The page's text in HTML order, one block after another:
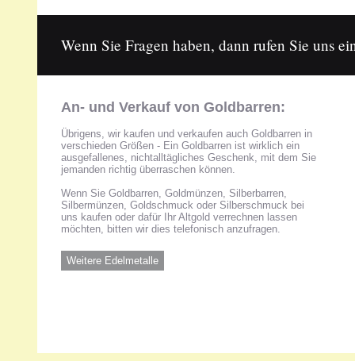
Wenn Sie Fragen haben, dann rufen Sie uns
An- und Verkauf von Goldbarren:
Übrigens, wir kaufen und verkaufen auch Goldbarren in
verschieden Größen - Ein Goldbarren ist wirklich ein
ausgefallenes, nichtalltägliches Geschenk, mit dem Sie
jemanden richtig überraschen können.
Wenn Sie Goldbarren, Goldmünzen, Silberbarren,
Silbermünzen, Goldschmuck oder Silberschmuck bei
uns kaufen oder dafür Ihr Altgold verrechnen lassen
möchten, bitten wir dies telefonisch anzufragen.
Weitere Edelmetalle